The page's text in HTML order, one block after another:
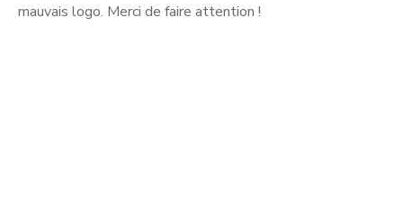
mauvais logo. Merci de faire attention !